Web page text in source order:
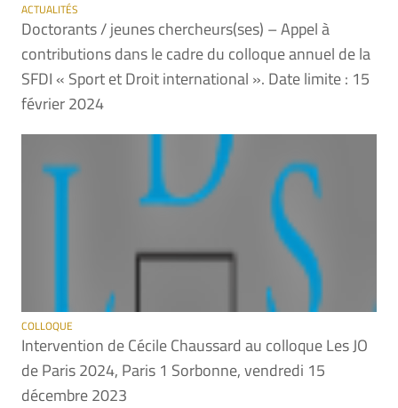
ACTUALITÉS
Doctorants / jeunes chercheurs(ses) – Appel à
contributions dans le cadre du colloque annuel de la
SFDI « Sport et Droit international ». Date limite : 15
février 2024
COLLOQUE
Intervention de Cécile Chaussard au colloque Les JO
de Paris 2024, Paris 1 Sorbonne, vendredi 15
décembre 2023